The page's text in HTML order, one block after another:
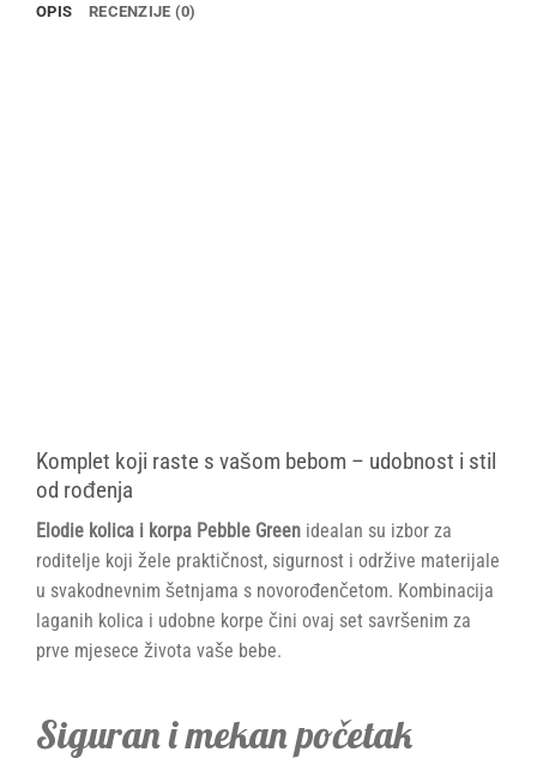
OPIS RECENZIJE (0)
Komplet koji raste s vašom bebom – udobnost i stil
od rođenja
Elodie kolica i korpa Pebble Green idealan su izbor za
roditelje koji žele praktičnost, sigurnost i održive materijale
u svakodnevnim šetnjama s novorođenčetom. Kombinacija
laganih kolica i udobne korpe čini ovaj set savršenim za
prve mjesece života vaše bebe.
Siguran i mekan početak